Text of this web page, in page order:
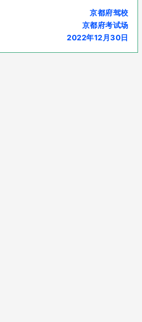
京都府驾校
京都府考试场
2022年12月30日